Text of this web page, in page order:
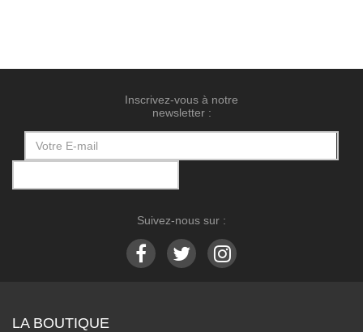
Inscrivez-vous à notre
newsletter :
Suivez-nous sur :
LA BOUTIQUE